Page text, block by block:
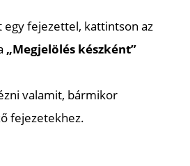
egy fejezettel, kattintson az
„Megjelölés készként”
valamit, bármikor
fejezetekhez.